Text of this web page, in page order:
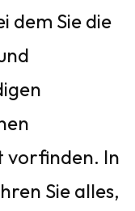
dem Sie die
vorfinden. In
Sie alles,